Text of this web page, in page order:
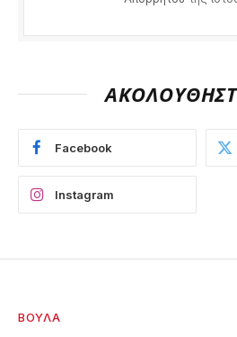
Facebook
Instagram
ΒΟΎΛΑ